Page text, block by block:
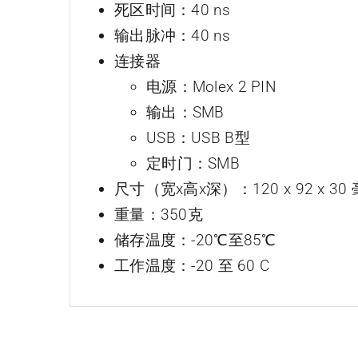
死区时间：40 ns
输出脉冲：40 ns
连接器
电源：Molex 2 PIN
输出：SMB
USB：USB B型
定时门：SMB
尺寸（宽x高x深）：120 x 92 x 30
重量：350克
储存温度：-20℃至85℃
工作温度：-20 至 60 C